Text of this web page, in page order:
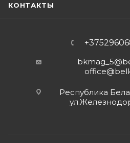
КОНТАКТЫ
Республика